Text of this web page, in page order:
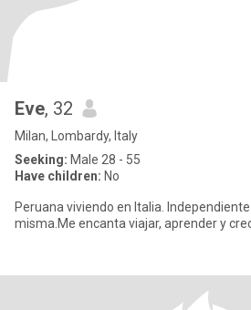
Eve, 32
Milan, Lombardy, Italy
Seeking: Male 28 - 55
Have children: No
Peruana viviendo en Italia.
misma.Me encanta viajar, aprender y